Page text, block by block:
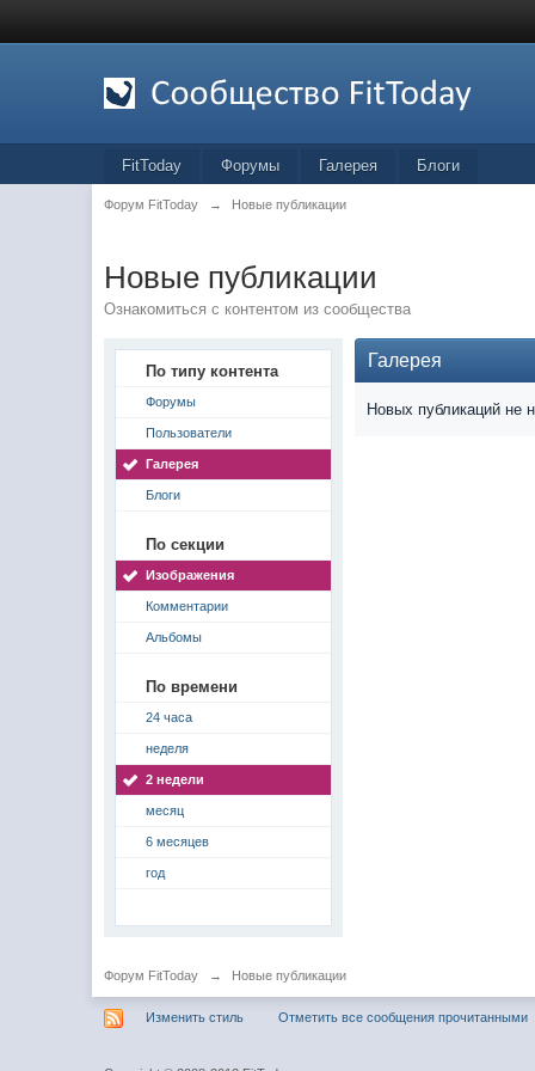
FitToday Форумы Галерея Блоги
Форум FitToday → Новые публикации
Новые публикации
Ознакомиться с контентом из сообщества
По типу контента
Форумы
Пользователи
Галерея
Блоги
По секции
Изображения
Комментарии
Альбомы
По времени
24 часа
неделя
2 недели
месяц
6 месяцев
год
Галерея
Новых публикаций не
Форум FitToday → Новые публикации
Изменить стиль Отметить все сообщения прочитанными